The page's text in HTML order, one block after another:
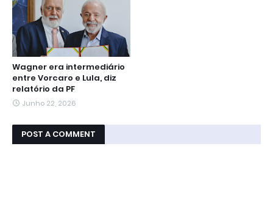
Wagner era intermediário
entre Vorcaro e Lula, diz
relatório da PF
Junho 22, 2026
POST A COMMENT